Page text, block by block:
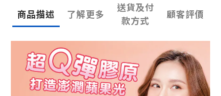
商品描述 了解更多
送貨及付
款方式
顧客評價